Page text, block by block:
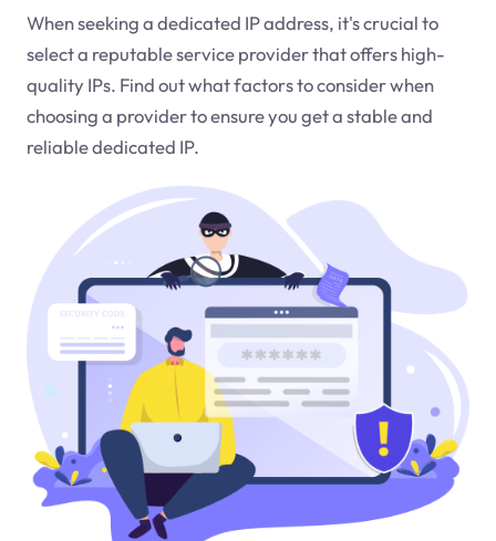
When seeking a dedicated IP address, it's crucial to
select a reputable service provider that offers high-
quality IPs. Find out what factors to consider when
choosing a provider to ensure you get a stable and
reliable dedicated IP.